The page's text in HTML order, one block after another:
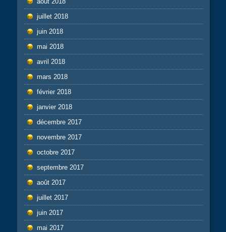
juillet 2018
juin 2018
mai 2018
avril 2018
mars 2018
février 2018
janvier 2018
décembre 2017
novembre 2017
octobre 2017
septembre 2017
août 2017
juillet 2017
juin 2017
mai 2017